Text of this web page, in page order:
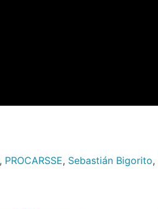
, PROCARSSE, Sebastián Bigorito,